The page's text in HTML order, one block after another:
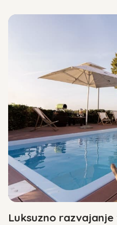
Luksuzno